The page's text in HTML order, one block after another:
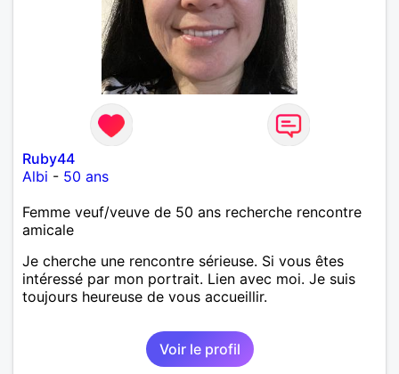
Ruby44
Albi - 50 ans
Femme veuf/veuve de 50 ans recherche rencontre
amicale
Je cherche une rencontre sérieuse. Si vous êtes
intéressé par mon portrait. Lien avec moi. Je suis
toujours heureuse de vous accueillir.
Voir le profil